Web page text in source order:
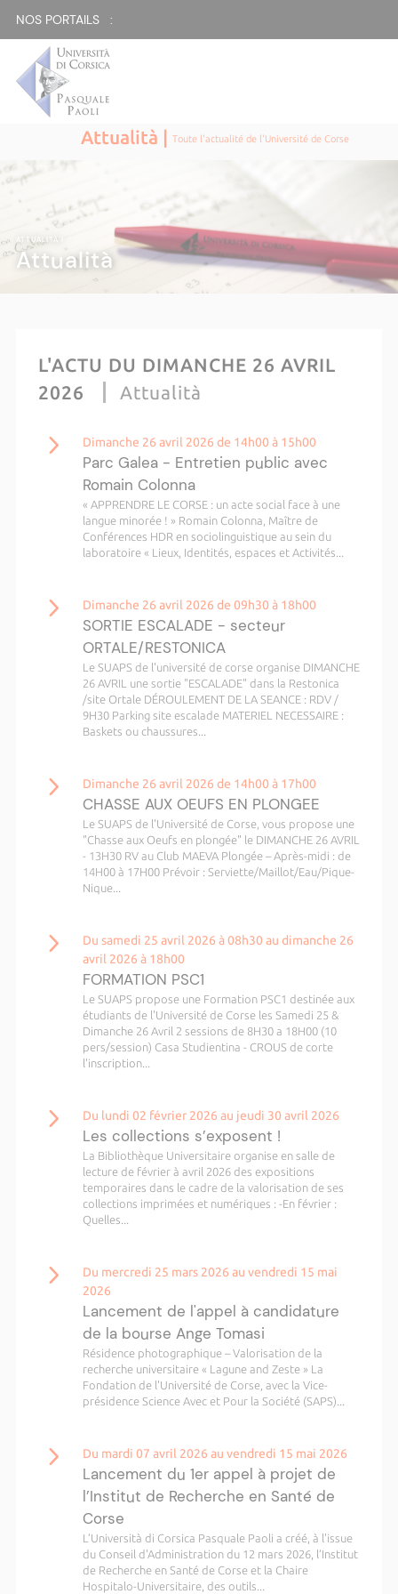
NOS PORTAILS :
Attualità |Toute l'actualité de l'Université de Corse
ATTUALITÀ |
Attualità
L'ACTU DU DIMANCHE 26 AVRIL
2026
Attualità
Dimanche 26 avril 2026 de 14h00 à 15h00
Parc Galea - Entretien public avec
Romain Colonna
« APPRENDRE LE CORSE : un acte social face à une
langue minorée ! » Romain Colonna, Maître de
Conférences HDR en sociolinguistique au sein du
laboratoire « Lieux, Identités, espaces et Activités...
Dimanche 26 avril 2026 de 09h30 à 18h00
SORTIE ESCALADE - secteur
ORTALE/RESTONICA
Le SUAPS de l'université de corse organise DIMANCHE
26 AVRIL une sortie "ESCALADE" dans la Restonica
/site Ortale DÉROULEMENT DE LA SEANCE : RDV /
9H30 Parking site escalade MATERIEL NECESSAIRE :
Baskets ou chaussures...
Dimanche 26 avril 2026 de 14h00 à 17h00
CHASSE AUX OEUFS EN PLONGEE
Le SUAPS de l'Université de Corse, vous propose une
"Chasse aux Oeufs en plongée" le DIMANCHE 26 AVRIL
- 13H30 RV au Club MAEVA Plongée – Après-midi : de
14H00 à 17H00 Prévoir : Serviette/Maillot/Eau/Pique-
Nique...
Du samedi 25 avril 2026 à 08h30 au dimanche 26
avril 2026 à 18h00
FORMATION PSC1
Le SUAPS propose une Formation PSC1 destinée aux
étudiants de l'Université de Corse les Samedi 25 &
Dimanche 26 Avril 2 sessions de 8H30 a 18H00 (10
pers/session) Casa Studientina - CROUS de corte
l'inscription...
Du lundi 02 février 2026 au jeudi 30 avril 2026
Les collections s’exposent !
La Bibliothèque Universitaire organise en salle de
lecture de février à avril 2026 des expositions
temporaires dans le cadre de la valorisation de ses
collections imprimées et numériques : -En février :
Quelles...
Du mercredi 25 mars 2026 au vendredi 15 mai
2026
Lancement de l'appel à candidature
de la bourse Ange Tomasi
Résidence photographique – Valorisation de la
recherche universitaire « Lagune and Zeste » La
Fondation de l'Université de Corse, avec la Vice-
présidence Science Avec et Pour la Société (SAPS)...
Du mardi 07 avril 2026 au vendredi 15 mai 2026
Lancement du 1er appel à projet de
l’Institut de Recherche en Santé de
Corse
L’Università di Corsica Pasquale Paoli a créé, à l'issue
du Conseil d'Administration du 12 mars 2026, l’Institut
de Recherche en Santé de Corse et la Chaire
Hospitalo-Universitaire, des outils...